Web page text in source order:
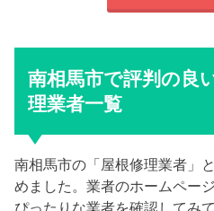
南相馬市で評判の良
理業者一覧
南相馬市の「屋根修理業者」
めました。業者のホームペー
ぴったりな業者を確認してみ